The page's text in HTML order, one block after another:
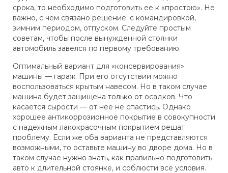
срока, то необходимо подготовить ее к «простою». Не
важно, с чем связано решение: с командировкой,
зимним периодом, отпуском. Следуйте простым
советам, чтобы после вынужденной стоянки
автомобиль завелся по первому требованию.
Оптимальный вариант для «консервирования»
машины — гараж. При его отсутствии можно
воспользоваться крытым навесом. Но в таком случае
машина будет защищена только от осадков. Что
касается сырости — от нее не спастись. Однако
хорошее антикоррозионное покрытие в совокупности
с надежным лакокрасочным покрытием решат
проблему. Если же оба варианта не представляются
возможными, то оставьте машину во дворе дома. Но в
таком случае нужно знать, как правильно подготовить
авто к длительной стоянке, и соблюсти все условия.